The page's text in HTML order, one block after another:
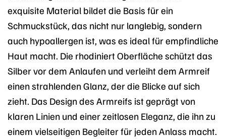
exquisite Material bildet die Basis für ein
Schmuckstück, das nicht nur langlebig, sondern
auch hypoallergen ist, was es ideal für empfindliche
Haut macht. Die rhodiniert Oberfläche schützt das
Silber vor dem Anlaufen und verleiht dem Armreif
einen strahlenden Glanz, der die Blicke auf sich
zieht. Das Design des Armreifs ist geprägt von
klaren Linien und einer zeitlosen Eleganz, die ihn zu
einem vielseitigen Begleiter für jeden Anlass macht.